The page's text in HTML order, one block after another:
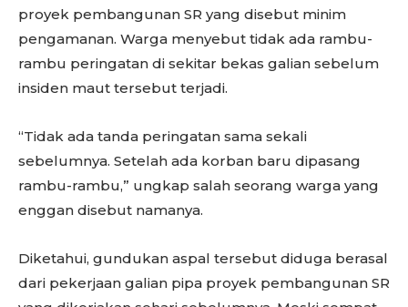
proyek pembangunan SR yang disebut minim
pengamanan. Warga menyebut tidak ada rambu-
rambu peringatan di sekitar bekas galian sebelum
insiden maut tersebut terjadi.
“Tidak ada tanda peringatan sama sekali
sebelumnya. Setelah ada korban baru dipasang
rambu-rambu,” ungkap salah seorang warga yang
enggan disebut namanya.
Diketahui, gundukan aspal tersebut diduga berasal
dari pekerjaan galian pipa proyek pembangunan SR